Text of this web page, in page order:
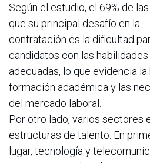
Según el estudio, el 69% de
que su principal desafío en la
contratación es la dificultad
candidatos con las
adecuadas, lo que evidencia
formación académica y las
del mercado laboral.
Por otro lado, varios sectores
estructuras de talento. En
lugar, tecnología y